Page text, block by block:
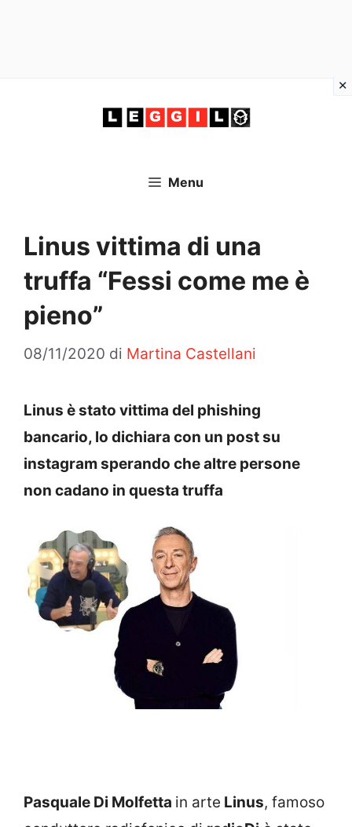
Menu
Linus vittima di una
truffa “Fessi come me è
pieno”
08/11/2020 di Martina Castellani
Linus è stato vittima del phishing
bancario, lo dichiara con un post su
instagram sperando che altre persone
non cadano in questa truffa
Pasquale Di Molfetta in arte Linus, famoso